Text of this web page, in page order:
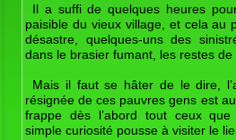
Il a suffi de quelques heures
paisible du vieux village, et cela au
désastre, quelques-uns des
dans le brasier fumant, les restes
Mais il faut se hâter de le dire,
résignée de ces pauvres gens est
frappe dès l’abord tout ceux
simple curiosité pousse à visiter le